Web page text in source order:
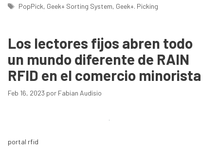
Etiquetas
PopPick, Geek+ Sorting System, Geek+. Picking
Los lectores fijos abren todo
un mundo diferente de RAIN
RFID en el comercio minorista
Feb 16, 2023 por Fabian Audisio
portal rfid